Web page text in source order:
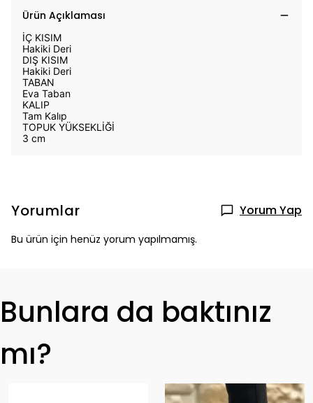
Ürün Açıklaması
İÇ KISIM
Hakiki Deri
DIŞ KISIM
Hakiki Deri
TABAN
Eva Taban
KALIP
Tam Kalıp
TOPUK YÜKSEKLİĞİ
3 cm
Yorumlar Yorum Yap
Bu ürün için henüz yorum yapılmamış.
Bunlara da baktınız
mı?